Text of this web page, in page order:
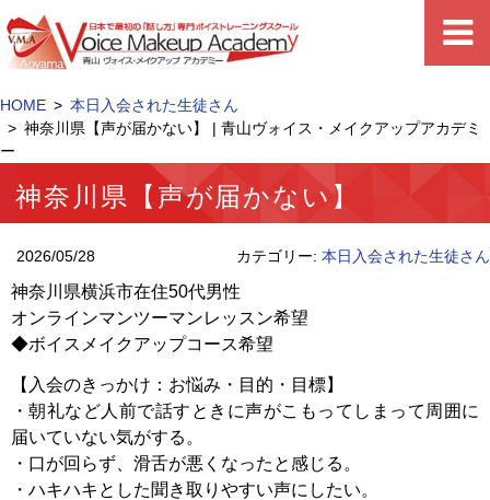
HOME
本日入会された生徒さん
神奈川県【声が届かない】 | 青山ヴォイス・メイクアップアカデミ
ー
神奈川県【声が届かない】
2026/05/28 カテゴリー: 本日入会された生徒さん
神奈川県横浜市在住50代男性
オンラインマンツーマンレッスン希望
◆ボイスメイクアップコース希望
【入会のきっかけ：お悩み・目的・目標】
・朝礼など人前で話すときに声がこもってしまって周囲に
届いていない気がする。
・口が回らず、滑舌が悪くなったと感じる。
・ハキハキとした聞き取りやすい声にしたい。